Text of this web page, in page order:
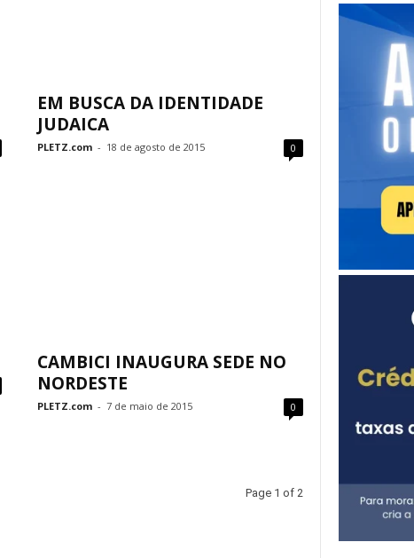
EM BUSCA DA IDENTIDADE
JUDAICA
PLETZ.com - 18 de agosto de 2015 0
CAMBICI INAUGURA SEDE NO
NORDESTE
PLETZ.com - 7 de maio de 2015 0
Page 1 of 2